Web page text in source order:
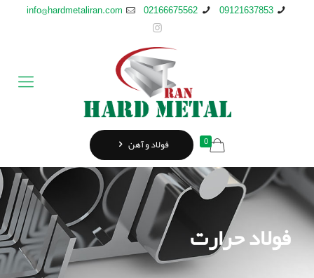
09121637853
02166675562
info@hardmetaliran.com
0 فولاد و آهن
فولاد حرارت